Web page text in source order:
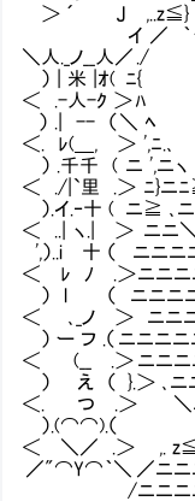
＞ ´ J
イ ／
＼人._ノ
） | 米
＜ .-人-ｸ
） .| --
＜. ﾚ(
） .千千 (
＜ ./|`里 .＞
）.イ.‐十 (
＜ ..| ヽ.| ＞
',）..i 十 （ ニ
＜ ﾚ ﾉ .＞ ニ
） l （ ニニ
＜ ､_ノ ＞
） ー フ .（
＜ (__ .＞ ニ
） え （ }.
＜. つ .＞
）.(⌒⌒).
＜ ＼／ .＞
／"⌒Y⌒｀＼ ／
/ニニニニニニニ